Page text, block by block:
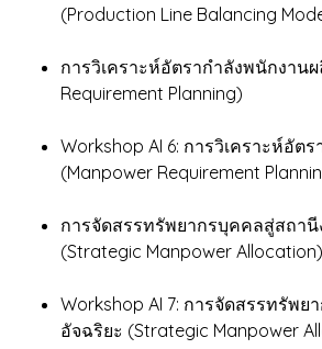
(Production Line Balancing
การวิเคราะห์อัตรากำลังพนักงาน
Requirement Planning)
Workshop AI 6: การวิเคราะห์อัต
(Manpower Requirement
การจัดสรรทรัพยากรบุคคลสู่สถานี
(Strategic Manpower Allocation)
Workshop AI 7: การจัดสรรทรัพ
อัจฉริยะ (Strategic Manpower